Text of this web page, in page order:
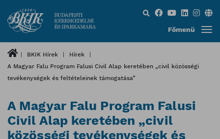
Keresés...
Főmenü
BKIK Hírek
Hírek
A Magyar Falu Program Falusi Civil Alap keretében „civil közösségi
tevékenységek és feltételeinek támogatása”
A Magyar Falu Program Falusi
Civil Alap keretében „civil
közösségi tevékenységek és